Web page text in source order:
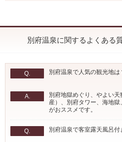
別府温泉に関するよくある
Q. 別府温泉で人気の観光地は
A.
別府地獄めぐり、やよい
産）、別府タワー、海地
がおススメです。
Q. 別府温泉で客室露天風呂